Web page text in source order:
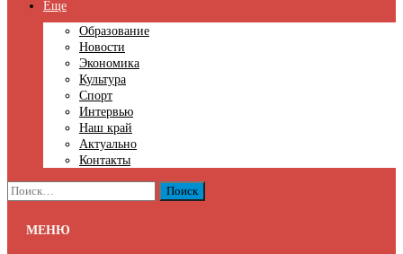
Еще
Образование
Новости
Экономика
Культура
Спорт
Интервью
Наш край
Актуально
Контакты
Найти:
МЕНЮ